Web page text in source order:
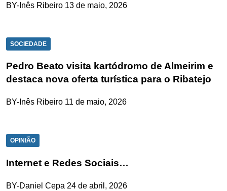
BY-Inês Ribeiro 13 de maio, 2026
SOCIEDADE
Pedro Beato visita kartódromo de Almeirim e
destaca nova oferta turística para o Ribatejo
BY-Inês Ribeiro 11 de maio, 2026
OPINIÃO
Internet e Redes Sociais…
BY-Daniel Cepa 24 de abril, 2026